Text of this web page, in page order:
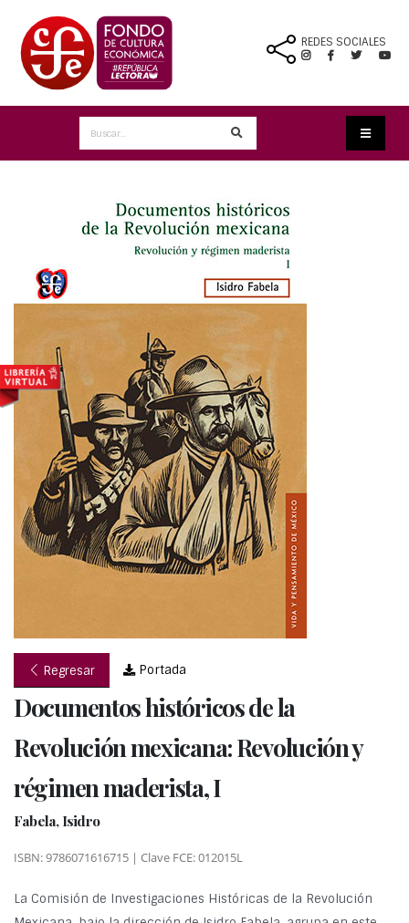
REDES SOCIALES
Regresar Portada
Documentos históricos de la
Revolución mexicana: Revolución y
régimen maderista, I
Fabela, Isidro
ISBN: 9786071616715 | Clave FCE: 012015L
La Comisión de Investigaciones Históricas de la Revolución